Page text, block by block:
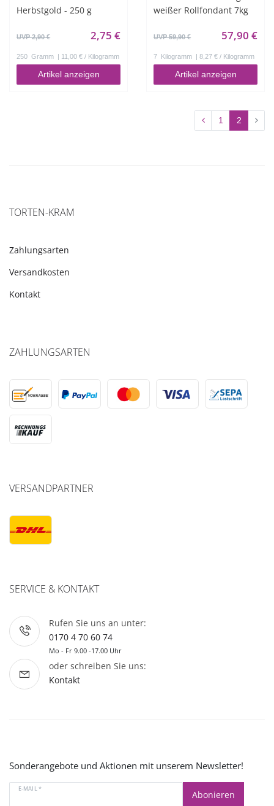
Herbstgold - 250 g
UVP 2,90 € 2,75 €
250 Gramm | 11,00 € / Kilogramm
Artikel anzeigen
weißer Rollfondant 7kg
UVP 59,90 € 57,90 €
7 Kilogramm | 8,27 € / Kilogramm
Artikel anzeigen
1 2
TORTEN-KRAM
Zahlungsarten
Versandkosten
Kontakt
ZAHLUNGSARTEN
VERSANDPARTNER
SERVICE & KONTAKT
Rufen Sie uns an unter:
0170 4 70 60 74
Mo - Fr 9.00 -17.00 Uhr
oder schreiben Sie uns:
Kontakt
Sonderangebote und Aktionen mit unserem Newsletter!
E-MAIL *
Abonieren